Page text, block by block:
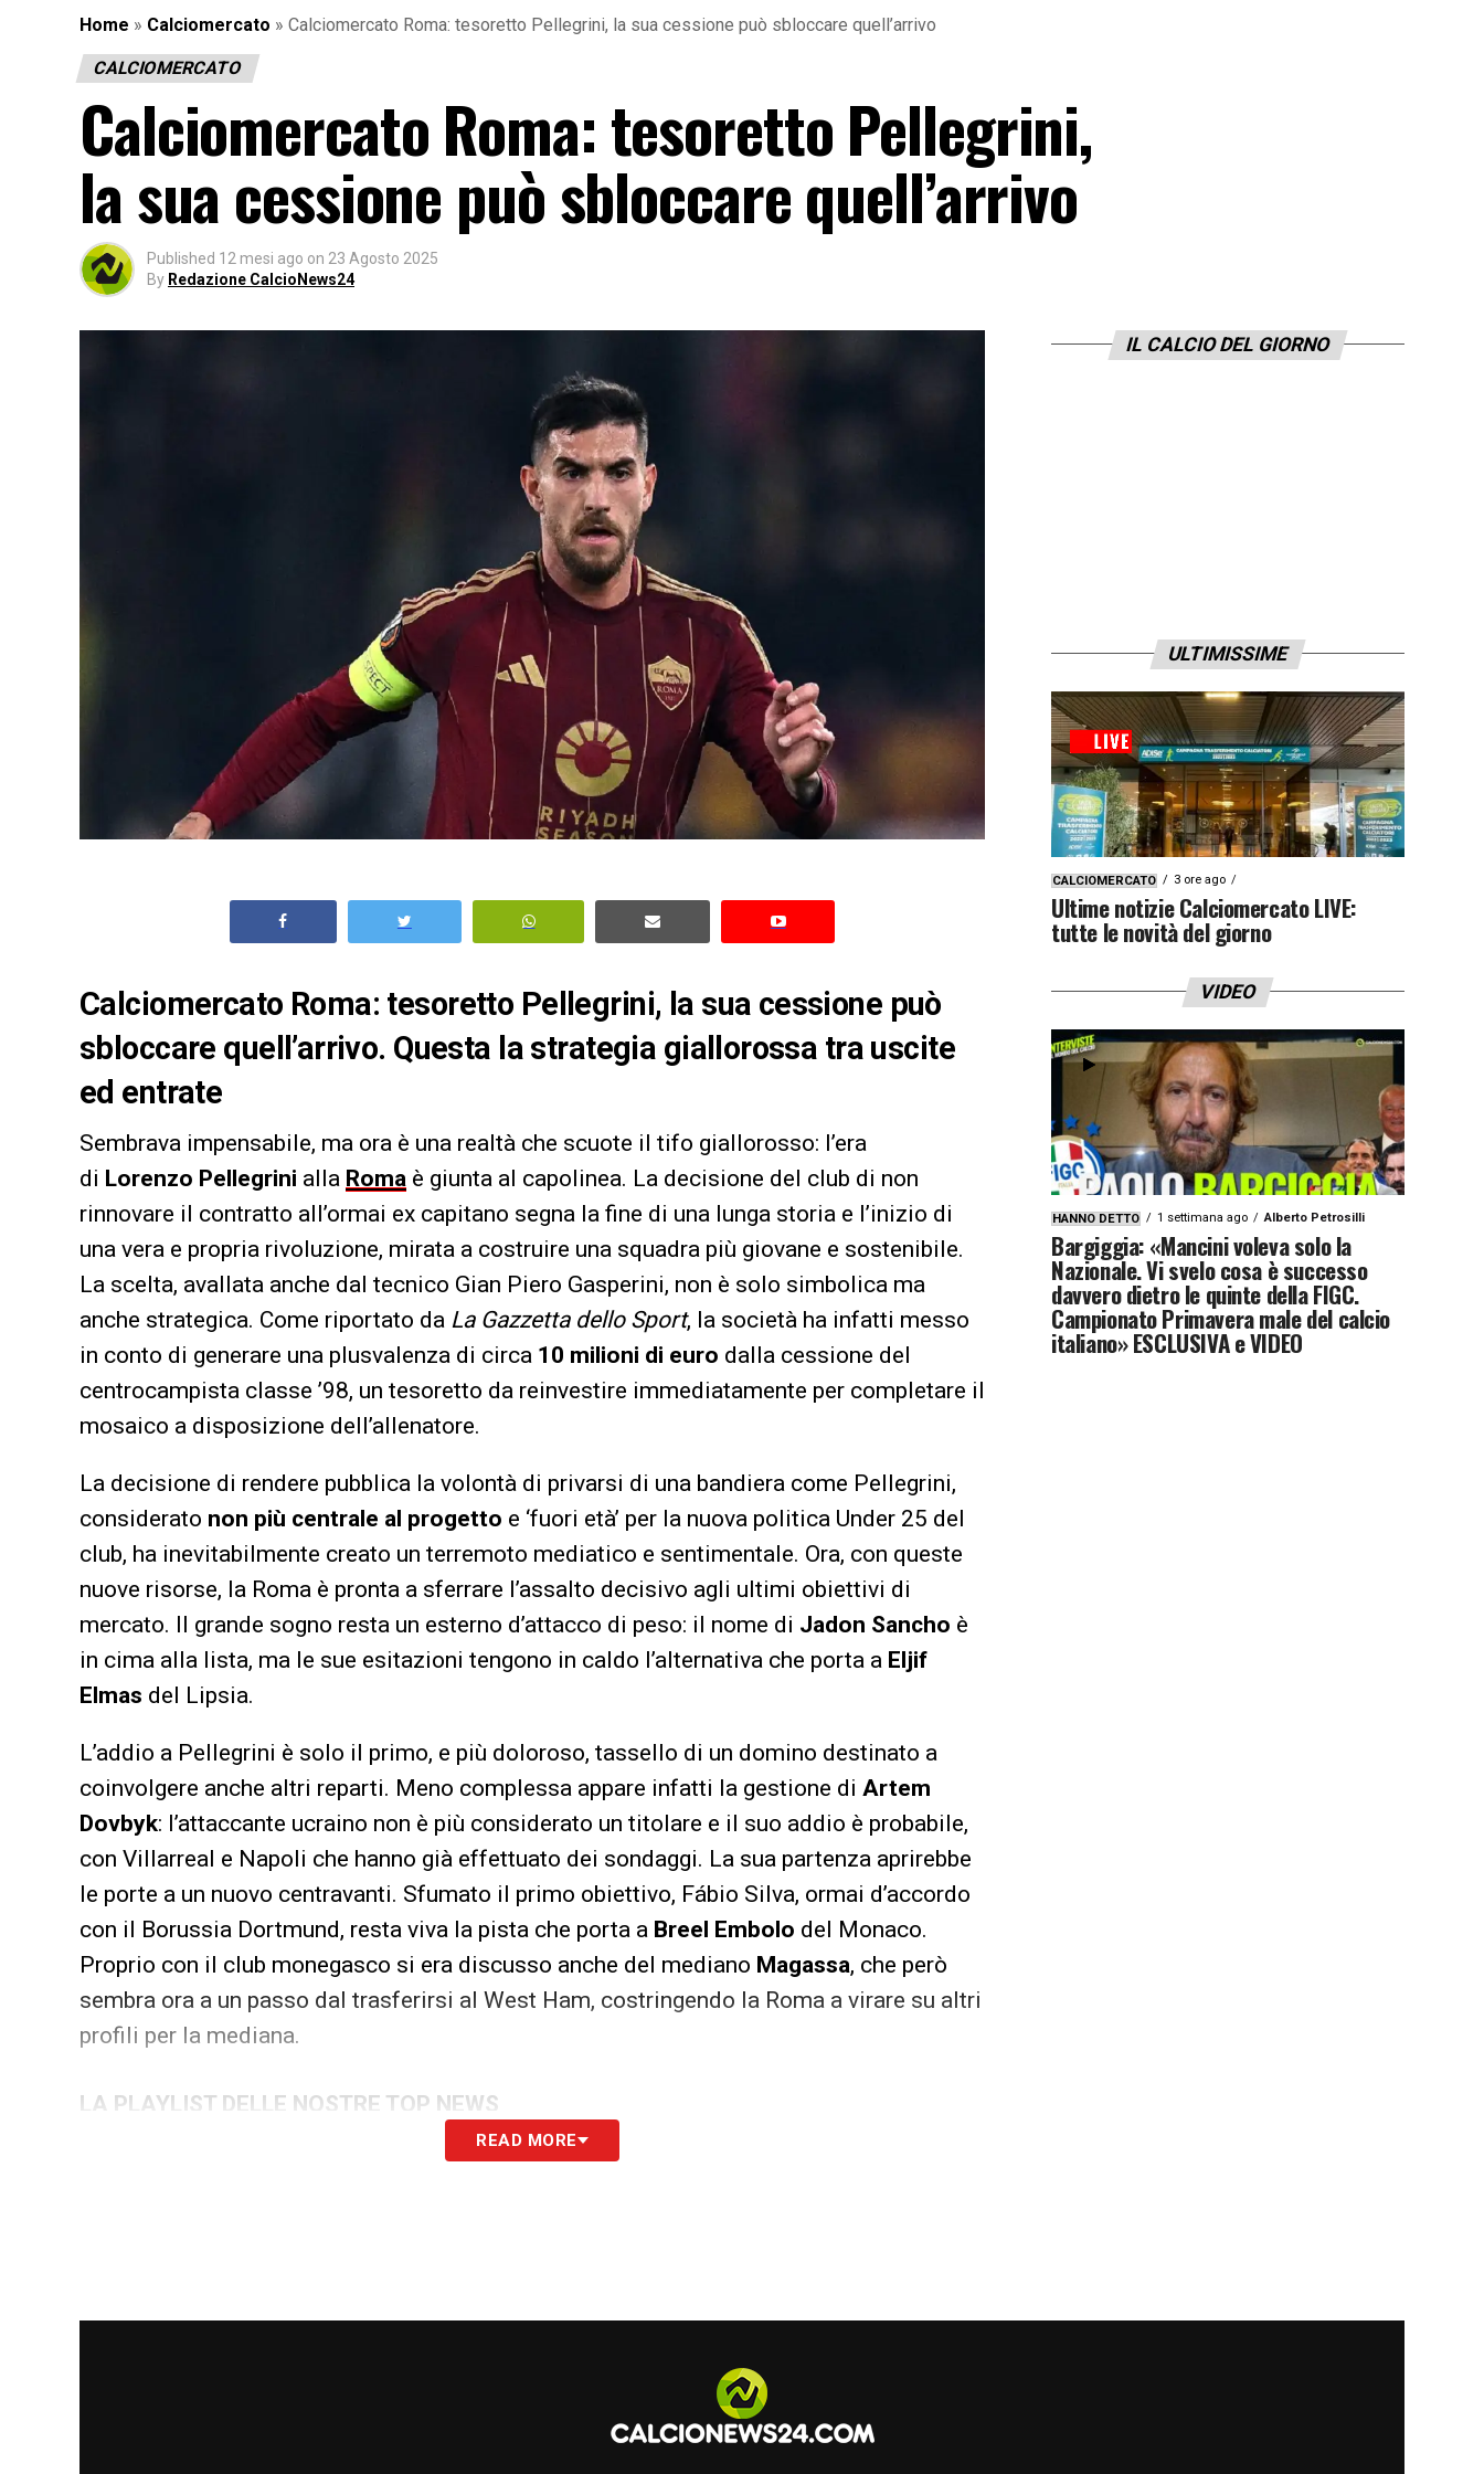
Home » Calciomercato » Calciomercato Roma: tesoretto Pellegrini, la sua cessione può sbloccare quell’arrivo
CALCIOMERCATO
Calciomercato Roma: tesoretto Pellegrini,
la sua cessione può sbloccare quell’arrivo
Published 12 mesi ago on 23 Agosto 2025
By Redazione CalcioNews24
Calciomercato Roma: tesoretto Pellegrini, la sua cessione può
sbloccare quell’arrivo. Questa la strategia giallorossa tra uscite
ed entrate
Sembrava impensabile, ma ora è una realtà che scuote il tifo giallorosso: l’era
di Lorenzo Pellegrini alla Roma è giunta al capolinea. La decisione del club di non
rinnovare il contratto all’ormai ex capitano segna la fine di una lunga storia e l’inizio di
una vera e propria rivoluzione, mirata a costruire una squadra più giovane e sostenibile.
La scelta, avallata anche dal tecnico Gian Piero Gasperini, non è solo simbolica ma
anche strategica. Come riportato da La Gazzetta dello Sport, la società ha infatti messo
in conto di generare una plusvalenza di circa 10 milioni di euro dalla cessione del
centrocampista classe ’98, un tesoretto da reinvestire immediatamente per completare il
mosaico a disposizione dell’allenatore.
La decisione di rendere pubblica la volontà di privarsi di una bandiera come Pellegrini,
considerato non più centrale al progetto e ‘fuori età’ per la nuova politica Under 25 del
club, ha inevitabilmente creato un terremoto mediatico e sentimentale. Ora, con queste
nuove risorse, la Roma è pronta a sferrare l’assalto decisivo agli ultimi obiettivi di
mercato. Il grande sogno resta un esterno d’attacco di peso: il nome di Jadon Sancho è
in cima alla lista, ma le sue esitazioni tengono in caldo l’alternativa che porta a Eljif
Elmas del Lipsia.
L’addio a Pellegrini è solo il primo, e più doloroso, tassello di un domino destinato a
coinvolgere anche altri reparti. Meno complessa appare infatti la gestione di Artem
Dovbyk: l’attaccante ucraino non è più considerato un titolare e il suo addio è probabile,
con Villarreal e Napoli che hanno già effettuato dei sondaggi. La sua partenza aprirebbe
le porte a un nuovo centravanti. Sfumato il primo obiettivo, Fábio Silva, ormai d’accordo
con il Borussia Dortmund, resta viva la pista che porta a Breel Embolo del Monaco.
Proprio con il club monegasco si era discusso anche del mediano Magassa, che però
sembra ora a un passo dal trasferirsi al West Ham, costringendo la Roma a virare su altri
profili per la mediana.
LA PLAYLIST DELLE NOSTRE TOP NEWS
READ MORE
IL CALCIO DEL GIORNO
ULTIMISSIME
CALCIOMERCATO 3 ore ago
Ultime notizie Calciomercato LIVE:
tutte le novità del giorno
VIDEO
HANNO DETTO 1 settimana ago Alberto Petrosilli
Bargiggia: «Mancini voleva solo la
Nazionale. Vi svelo cosa è successo
davvero dietro le quinte della FIGC.
Campionato Primavera male del calcio
italiano» ESCLUSIVA e VIDEO